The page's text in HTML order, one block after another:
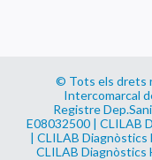
© Tots els drets
Intercomarcal
Registre
E08032500 | CLILAB
| CLILAB
CLILAB Diagnòstics